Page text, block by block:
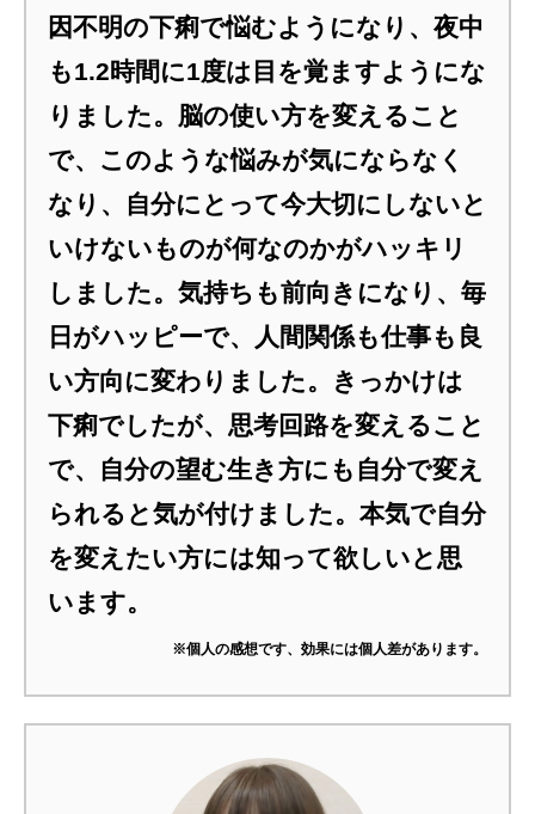
因不明の下痢で悩むようになり、夜中
も1.2時間に1度は目を覚ますようにな
りました。脳の使い方を変えること
で、このような悩みが気にならなく
なり、自分にとって今大切にしないと
いけないものが何なのかがハッキリ
しました。気持ちも前向きになり、毎
日がハッピーで、人間関係も仕事も良
い方向に変わりました。きっかけは
下痢でしたが、思考回路を変えること
で、自分の望む生き方にも自分で変え
られると気が付けました。本気で自分
を変えたい方には知って欲しいと思
います。
※個人の感想です、効果には個人差があります。